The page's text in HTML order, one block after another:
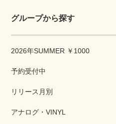
グループから探す
2026年SUMMER ￥1000
予約受付中
リリース月別
アナログ・VINYL